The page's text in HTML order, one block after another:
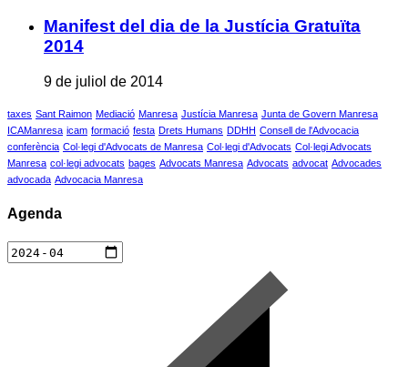
Manifest del dia de la Justícia Gratuïta
2014
9 de juliol de 2014
taxes Sant Raimon Mediació Manresa Justícia Manresa Junta de Govern Manresa
ICAManresa icam formació festa Drets Humans DDHH Consell de l'Advocacia
conferència Col·legi d'Advocats de Manresa Col·legi d'Advocats Col·legi Advocats
Manresa col·legi advocats bages Advocats Manresa Advocats advocat Advocades
advocada Advocacia Manresa
Agenda